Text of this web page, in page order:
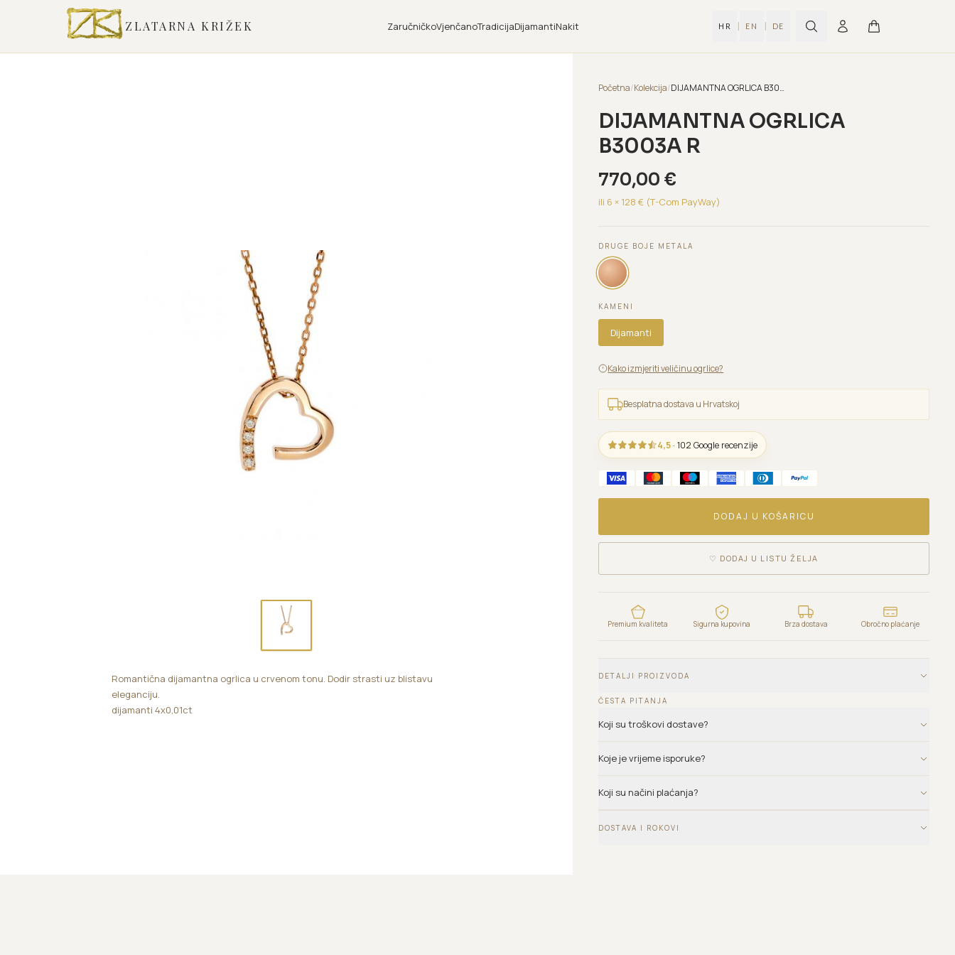
ZLATARNA KRIŽEK ZaručničkoVjenčanoTradicijaDijamantiNakit HR | EN | DE
Romantična dijamantna ogrlica u crvenom tonu. Dodir strasti uz blistavu
eleganciju.
dijamanti 4x0,01ct
Početna/Kolekcija/ DIJAMANTNA OGRLICA B3003A R
DIJAMANTNA OGRLICA
B3003A R
770,00 €
ili 6 × 128 € (T-Com PayWay)
DRUGE BOJE METALA
KAMENI
Dijamanti
Kako izmjeriti veličinu ogrlice?
Besplatna dostava u Hrvatskoj
4,5 · 102 Google recenzije
DODAJ U KOŠARICU
♡ DODAJ U LISTU ŽELJA
Premium kvaliteta Sigurna kupovina Brza dostava Obročno plaćanje
DETALJI PROIZVODA
ČESTA PITANJA
Koji su troškovi dostave?
Koje je vrijeme isporuke?
Koji su načini plaćanja?
DOSTAVA I ROKOVI